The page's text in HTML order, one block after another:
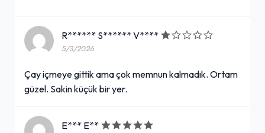
R****** S****** V****
5/3/2026
Çay içmeye gittik ama çok memnun kalmadık. Ortam
güzel. Sakin küçük bir yer.
E*** E**